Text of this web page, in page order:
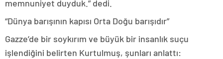
memnuniyet duyduk.” dedi.
“Dünya barışının kapısı Orta Doğu barışıdır”
Gazze’de bir soykırım ve büyük bir insanlık suçu
işlendiğini belirten Kurtulmuş, şunları anlattı: